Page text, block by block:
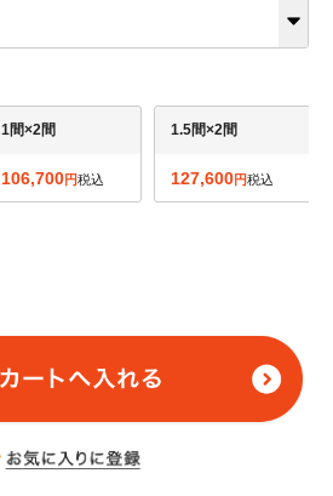
1間×2間
106,700 税込
1.5間×2間
127,600 税込